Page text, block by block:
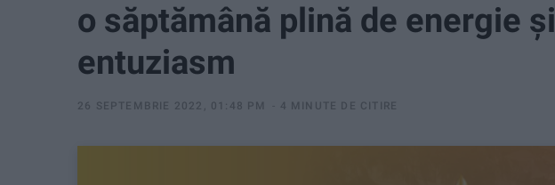
o săptămână plină de energie și
entuziasm
26 SEPTEMBRIE 2022, 01:48 PM 4 MINUTE DE CITIRE